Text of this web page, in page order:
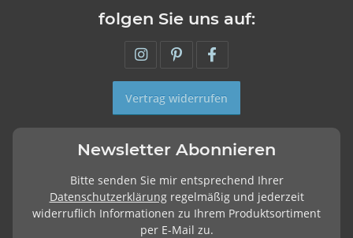
folgen Sie uns auf:
Vertrag widerrufen
Newsletter Abonnieren
Bitte senden Sie mir entsprechend Ihrer
Datenschutzerklärungregelmäßig und jederzeit
widerruflich Informationen zu Ihrem Produktsortiment
per E-Mail zu.